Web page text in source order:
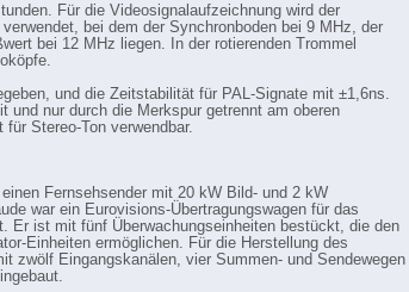
Für die Videosignalaufzeichnung wird der
bei dem der Synchronboden bei 9 MHz, der
bei 12 MHz liegen. In der rotierenden Trommel
und die Zeitstabilität für PAL-Signate mit ±1,6ns.
und nur durch die Merkspur getrennt am oberen
Stereo-Ton verwendbar.
Fernsehsender mit 20 kW Bild- und 2 kW
war ein Eurovisions-Übertragungswagen für das
Er ist mit fünf Überwachungseinheiten bestückt, die den
Einheiten ermöglichen. Für die Herstellung des
zwölf Eingangskanälen, vier Summen- und Sendewegen